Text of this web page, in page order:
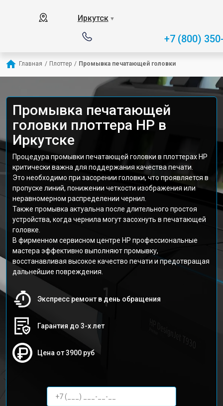
Иркутск ▼
+7 (800)
Главная / Плоттер / Промывка печатающей головки
Промывка печатающей
головки плоттера HP в
Иркутске
Процедура промывки печатающей головки в плоттерах HP
критически важна для поддержания качества печати.
Это необходимо при засорении головки, что проявляется в
пропуске линий, понижении четкости изображения или
неравномерном распределении чернил.
Также промывка актуальна после длительного простоя
устройства, когда чернила могут засохнуть в печатающей
головке.
В фирменном сервисном центре HP профессиональные
мастера эффективно выполняют промывку,
восстанавливая высокое качество печати и предотвращая
дальнейшие повреждения.
Экспресс ремонт в день обращения
Гарантия до 3-х лет
Цена от 3900 руб